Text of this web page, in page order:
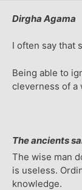
Dirgha Agama
I often say that
Being able to
cleverness of a
The ancients
The wise man
is useless.
knowledge.